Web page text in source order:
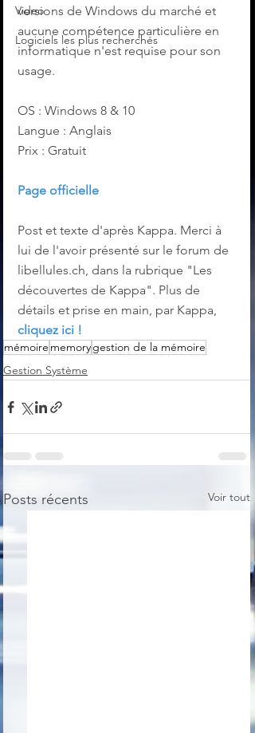
Video
Logiciels les plus recherchés
versions de Windows du marché et
aucune compétence particulière en
informatique n'est requise pour son
usage.
OS : Windows 8 & 10
Langue : Anglais
Prix : Gratuit
Page officielle
Post et texte d'après Kappa. Merci à
lui de l'avoir présenté sur le forum de
libellules.ch, dans la rubrique "Les
découvertes de Kappa". Plus de
détails et prise en main, par Kappa,
cliquez ici !
mémoire memorygestion de la mémoire
Gestion Système
Posts récents Voir tout